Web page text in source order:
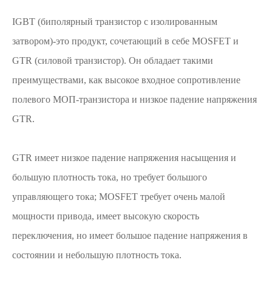
IGBT (биполярный транзистор с изолированным
затвором)-это продукт, сочетающий в себе MOSFET и
GTR (силовой транзистор). Он обладает такими
преимуществами, как высокое входное сопротивление
полевого МОП-транзистора и низкое падение напряжения
GTR.
GTR имеет низкое падение напряжения насыщения и
большую плотность тока, но требует большого
управляющего тока; MOSFET требует очень малой
мощности привода, имеет высокую скорость
переключения, но имеет большое падение напряжения в
состоянии и небольшую плотность тока.